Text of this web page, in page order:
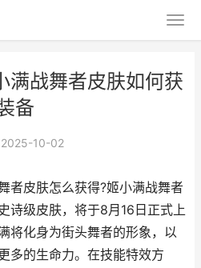
满战舞者皮肤如何获
备
2025-10-02
者皮肤怎么获得?姬小满战舞者
诗级皮肤，将于8月16日正式上
将化身为街头舞者的形象，以
多的生命力。在技能特效方